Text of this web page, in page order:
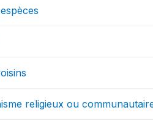
religieux ou